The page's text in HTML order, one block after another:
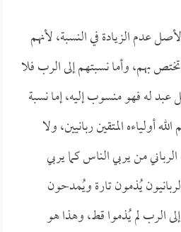
عدم الزيادة في النسبة، لأنهم
بهم، وأما نسبتهم إلى الرب فلا
له فهو منسوب إليه، إما نسبة
المتقين ربانيين، ولا
من يربي الناس كما يربي
يُذمون تارة ويُمدحون
الرب لم يُذموا قط، وهذا هو